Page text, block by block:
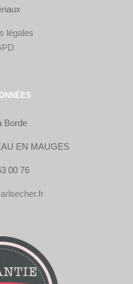
légales
Borde
EN MAUGES
00 76